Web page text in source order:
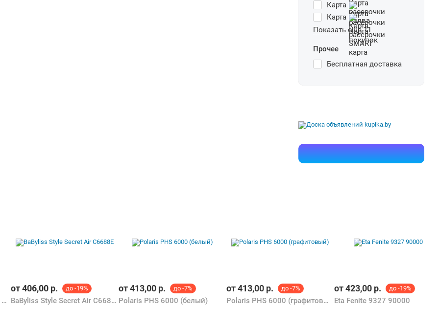
Карта
Карта
Показать еще 11
Прочее
Бесплатная доставка
Remington Trendology 5-in-1 CI41MS5
от406,00 р. до -19%
BaByliss Style Secret Air C6688E
от413,00 р. до -7%
Polaris PHS 6000 (белый)
от413,00 р. до -7%
Polaris PHS 6000 (графитовый)
от423,00 р. до -19%
Eta Fenite 9327 90000